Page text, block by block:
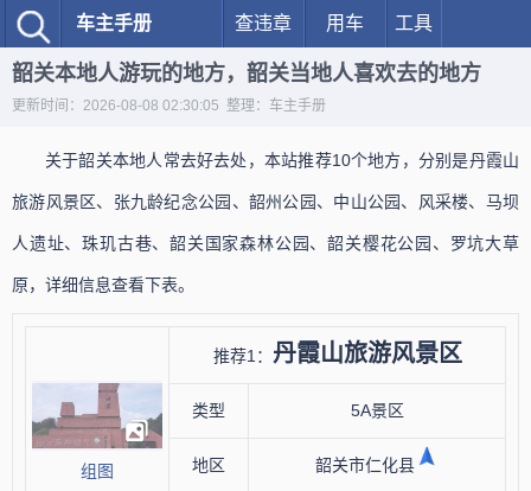
车主手册 查违章 用车 工具
韶关本地人游玩的地方，韶关当地人喜欢去的地方
更新时间：2026-08-08 02:30:05 整理：车主手册
关于韶关本地人常去好去处，本站推荐10个地方，分别是丹霞山
旅游风景区、张九龄纪念公园、韶州公园、中山公园、风采楼、马坝
人遗址、珠玑古巷、韶关国家森林公园、韶关樱花公园、罗坑大草
原，详细信息查看下表。
组图
推荐1： 丹霞山旅游风景区
类型 5A景区
地区 韶关市仁化县